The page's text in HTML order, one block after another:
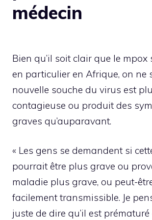
médecin
Bien qu’il soit clair que le mpox
en particulier en Afrique, on ne
nouvelle souche du virus est
contagieuse ou produit des
graves qu’auparavant.
« Les gens se demandent si
pourrait être plus grave ou
maladie plus grave, ou peut-
facilement transmissible. Je
juste de dire qu’il est